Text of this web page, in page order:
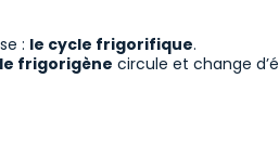
: le cycle frigorifique.
frigorigène circule et change